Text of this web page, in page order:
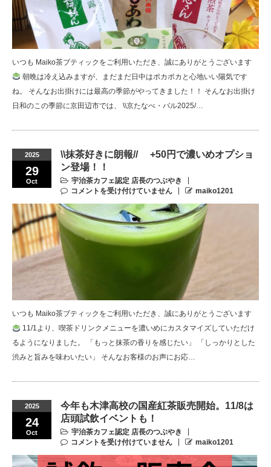
いつも Maiko茶ブティックをご利用いただき、誠にありがとうございます
朝晩は冷え込みますが、まだまだ日中はポカポカと心地いい陽気です
ね。 そんなお出掛けには最高の季節がやってきました！！ そんなお出掛け
日和のこの季節に京田辺市では、 \\京たなべ・バル2025/…
2025
29
Oct
\\抹茶好きに朗報// +50円で濃いめオプショ
ン登場！！
宇治茶カフェ認定 店長のつぶやき
コメントを受け付けていません
maiko1201
いつも Maiko茶ブティックをご利用いただき、誠にありがとうございます
11/1より、喫茶ドリンクメニューを濃いめにカスタマイズしていただけ
るようになりました。 「もっと抹茶の香りを感じたい」 「しっかりとした
渋みと旨みを味わいたい」 そんなお客様のお声にお応…
2025
24
Oct
今年も木津高校の国産紅茶販売開始。11/8は
店頭試飲イベントも！
宇治茶カフェ認定 店長のつぶやき
コメントを受け付けていません
maiko1201